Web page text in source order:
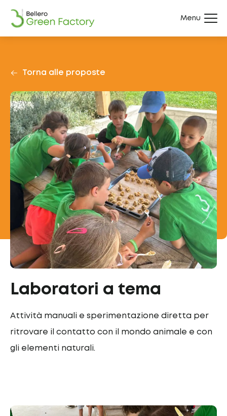
Menu
Torna alle proposte
Laboratori a tema
Attività manuali e sperimentazione diretta per
ritrovare il contatto con il mondo animale e con
gli elementi naturali.